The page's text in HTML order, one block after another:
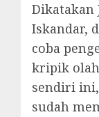
Dikatakan
Iskandar,
coba
kripik
sendiri
sudah